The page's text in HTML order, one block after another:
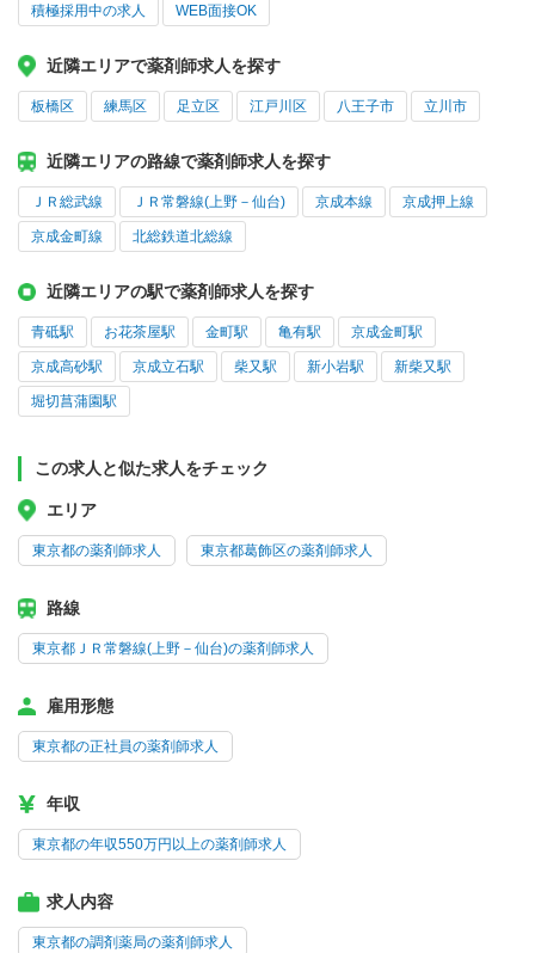
積極採用中の求人 WEB面接OK
近隣エリアで薬剤師求人を探す
板橋区 練馬区 足立区 江戸川区 八王子市 立川市
近隣エリアの路線で薬剤師求人を探す
ＪＲ総武線 ＪＲ常磐線(上野－仙台) 京成本線 京成押上線
京成金町線 北総鉄道北総線
近隣エリアの駅で薬剤師求人を探す
青砥駅 お花茶屋駅 金町駅 亀有駅 京成金町駅
京成高砂駅 京成立石駅 柴又駅 新小岩駅 新柴又駅
堀切菖蒲園駅
この求人と似た求人をチェック
エリア
東京都の薬剤師求人 東京都葛飾区の薬剤師求人
路線
東京都ＪＲ常磐線(上野－仙台)の薬剤師求人
雇用形態
東京都の正社員の薬剤師求人
年収
東京都の年収550万円以上の薬剤師求人
求人内容
東京都の調剤薬局の薬剤師求人